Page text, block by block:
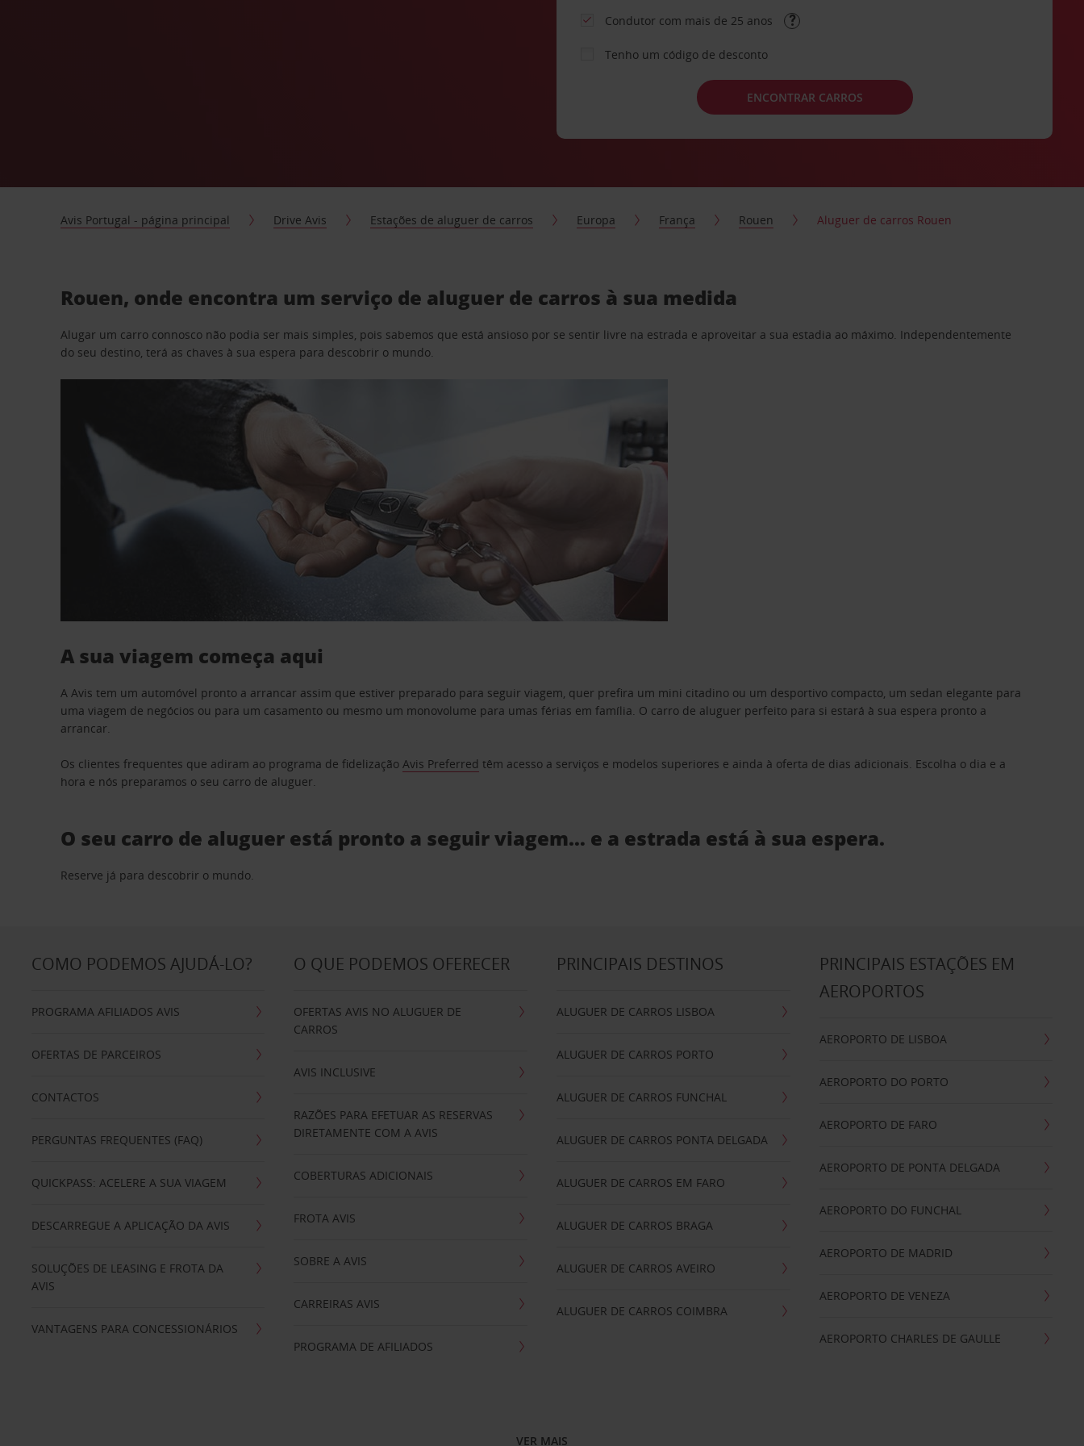
Condutor com mais de 25 anos
Tenho um código de desconto
ENCONTRAR CARROS
Avis Portugal - página principal Drive Avis Estações de aluguer de carros Europa França Rouen Aluguer de carros Rouen
Rouen, onde encontra um serviço de aluguer de carros à sua medida
Alugar um carro connosco não podia ser mais simples, pois sabemos que está ansioso por se sentir livre na estrada e aproveitar a sua estadia ao máximo. Independentemente
do seu destino, terá as chaves à sua espera para descobrir o mundo.
A sua viagem começa aqui
A Avis tem um automóvel pronto a arrancar assim que estiver preparado para seguir viagem, quer prefira um mini citadino ou um desportivo compacto, um sedan elegante para
uma viagem de negócios ou para um casamento ou mesmo um monovolume para umas férias em família. O carro de aluguer perfeito para si estará à sua espera pronto a
arrancar.
Os clientes frequentes que adiram ao programa de fidelizaçãoAvis Preferred têm acesso a serviços e modelos superiores e ainda à oferta de dias adicionais. Escolha o dia e a
hora e nós preparamos o seu carro de aluguer.
O seu carro de aluguer está pronto a seguir viagem… e a estrada está à sua espera.
Reserve já para descobrir o mundo.
COMO PODEMOS AJUDÁ-LO?
PROGRAMA AFILIADOS AVIS
OFERTAS DE PARCEIROS
CONTACTOS
PERGUNTAS FREQUENTES (FAQ)
QUICKPASS: ACELERE A SUA VIAGEM
DESCARREGUE A APLICAÇÃO DA AVIS
SOLUÇÕES DE LEASING E FROTA DA
AVIS
VANTAGENS PARA CONCESSIONÁRIOS
O QUE PODEMOS OFERECER
OFERTAS AVIS NO ALUGUER DE
CARROS
AVIS INCLUSIVE
RAZÕES PARA EFETUAR AS RESERVAS
DIRETAMENTE COM A AVIS
COBERTURAS ADICIONAIS
FROTA AVIS
SOBRE A AVIS
CARREIRAS AVIS
PROGRAMA DE AFILIADOS
PRINCIPAIS DESTINOS
ALUGUER DE CARROS LISBOA
ALUGUER DE CARROS PORTO
ALUGUER DE CARROS FUNCHAL
ALUGUER DE CARROS PONTA DELGADA
ALUGUER DE CARROS EM FARO
ALUGUER DE CARROS BRAGA
ALUGUER DE CARROS AVEIRO
ALUGUER DE CARROS COIMBRA
PRINCIPAIS ESTAÇÕES EM
AEROPORTOS
AEROPORTO DE LISBOA
AEROPORTO DO PORTO
AEROPORTO DE FARO
AEROPORTO DE PONTA DELGADA
AEROPORTO DO FUNCHAL
AEROPORTO DE MADRID
AEROPORTO DE VENEZA
AEROPORTO CHARLES DE GAULLE
VER MAIS